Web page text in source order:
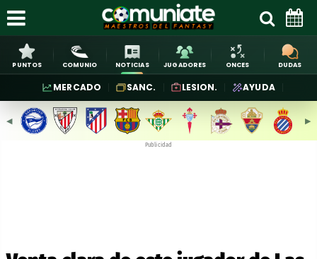
PUNTOS COMUNIO NOTICIAS JUGADORES ONCES DUDAS
MERCADO SANC. LESION. AYUDA
◀︎ ▶︎
Publicidad